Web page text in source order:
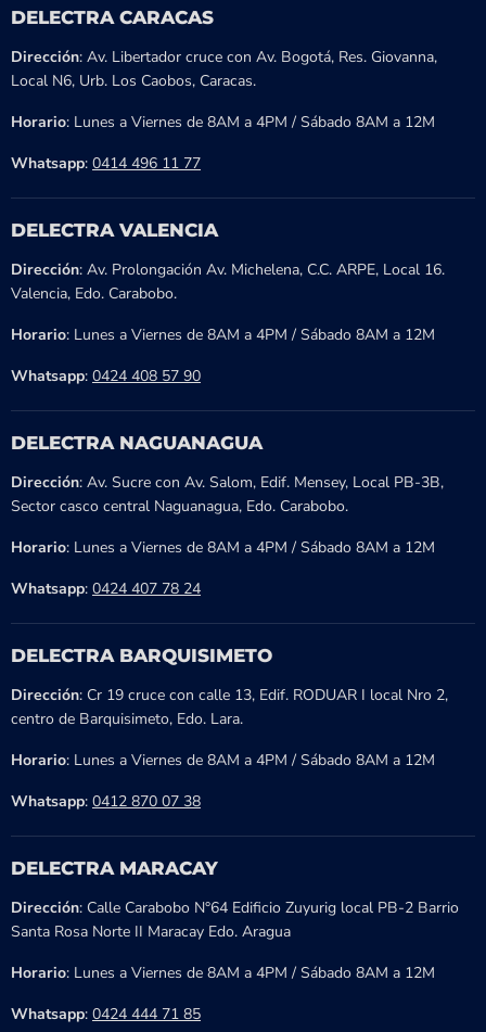
DELECTRA CARACAS
Dirección: Av. Libertador cruce con Av. Bogotá, Res. Giovanna,
Local N6, Urb. Los Caobos, Caracas.
Horario: Lunes a Viernes de 8AM a 4PM / Sábado 8AM a 12M
Whatsapp: 0414 496 11 77
DELECTRA VALENCIA
Dirección: Av. Prolongación Av. Michelena, C.C. ARPE, Local 16.
Valencia, Edo. Carabobo.
Horario: Lunes a Viernes de 8AM a 4PM / Sábado 8AM a 12M
Whatsapp: 0424 408 57 90
DELECTRA NAGUANAGUA
Dirección: Av. Sucre con Av. Salom, Edif. Mensey, Local PB-3B,
Sector casco central Naguanagua, Edo. Carabobo.
Horario: Lunes a Viernes de 8AM a 4PM / Sábado 8AM a 12M
Whatsapp: 0424 407 78 24
DELECTRA BARQUISIMETO
Dirección: Cr 19 cruce con calle 13, Edif. RODUAR I local Nro 2,
centro de Barquisimeto, Edo. Lara.
Horario: Lunes a Viernes de 8AM a 4PM / Sábado 8AM a 12M
Whatsapp: 0412 870 07 38
DELECTRA MARACAY
Dirección: Calle Carabobo N°64 Edificio Zuyurig local PB-2 Barrio
Santa Rosa Norte II Maracay Edo. Aragua
Horario: Lunes a Viernes de 8AM a 4PM / Sábado 8AM a 12M
Whatsapp: 0424 444 71 85